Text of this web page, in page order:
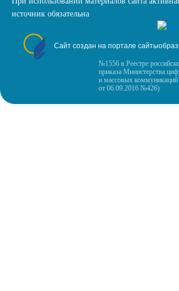
источник обязательна
Сайт создан на портале
№1556 в Реестре
приказа Министерства
и массовых коммуникаций
от 06.09.2016 №426)